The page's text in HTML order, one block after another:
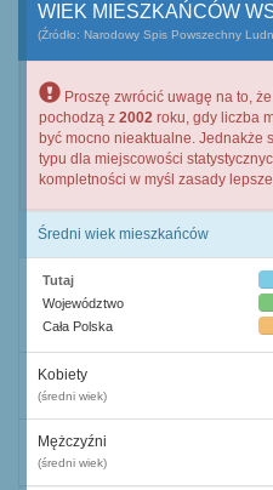
WIEK MIESZKAŃCÓW
(Źródło: Narodowy Spis Powszechny
Proszę zwrócić uwagę na to,
pochodzą z 2002 roku, gdy liczba
być mocno nieaktualne. Jednakże
typu dla miejscowości
kompletności w myśl zasady
Średni wiek mieszkańców
Tutaj
Województwo
Cała Polska
Kobiety
(średni wiek)
Mężczyźni
(średni wiek)